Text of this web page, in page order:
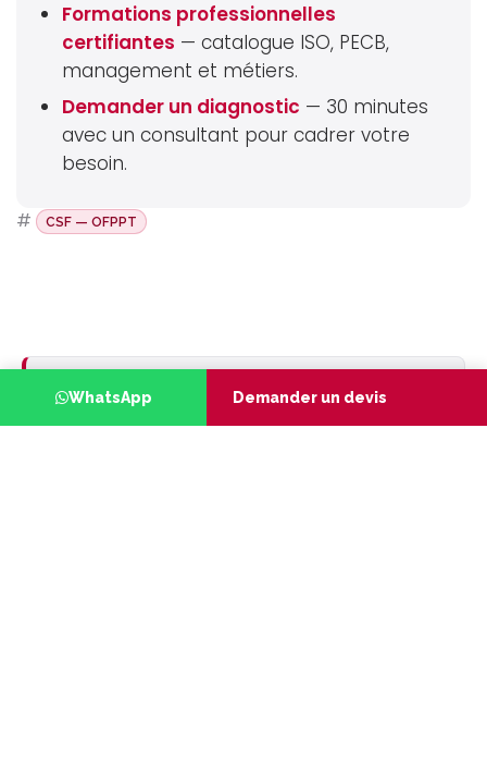
Formations professionnelles
certifiantes — catalogue ISO, PECB,
management et métiers.
Demander un diagnostic — 30 minutes
avec un consultant pour cadrer votre
besoin.
# CSF — OFPPT
RÉDIGÉ PAR LES EXPERTS
WhatsApp Demander un devis